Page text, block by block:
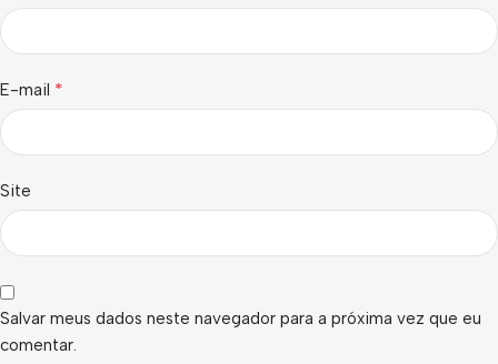
E-mail *
Site
Salvar meus dados neste navegador para a próxima vez que eu
comentar.